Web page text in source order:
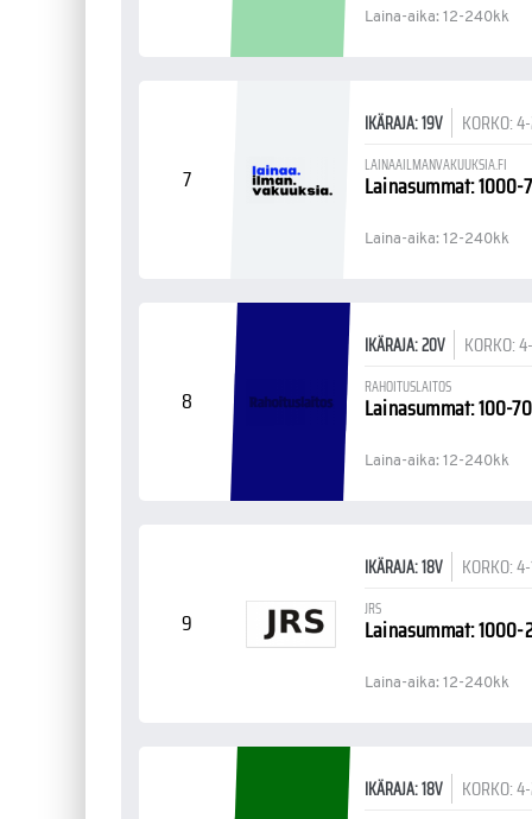
Laina-aika: 12-240kk
7
IKÄRAJA: 19V KORKO:
LAINAAILMANVAKUUKSIA.FI
Lainasummat:
Laina-aika: 12-240kk
8
IKÄRAJA: 20V KORKO:
RAHOITUSLAITOS
Lainasummat: 100-
Laina-aika: 12-240kk
9
IKÄRAJA: 18V KORKO:
JRS
Lainasummat:
Laina-aika: 12-240kk
IKÄRAJA: 18V KORKO: